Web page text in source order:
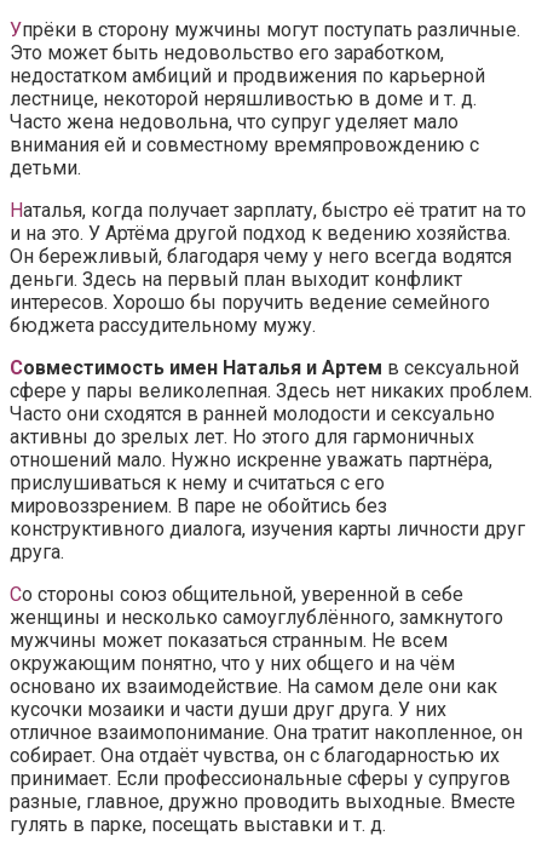
Упрёки в сторону мужчины могут поступать различные.
Это может быть недовольство его заработком,
недостатком амбиций и продвижения по карьерной
лестнице, некоторой неряшливостью в доме и т. д.
Часто жена недовольна, что супруг уделяет мало
внимания ей и совместному времяпровождению с
детьми.
Наталья, когда получает зарплату, быстро её тратит на то
и на это. У Артёма другой подход к ведению хозяйства.
Он бережливый, благодаря чему у него всегда водятся
деньги. Здесь на первый план выходит конфликт
интересов. Хорошо бы поручить ведение семейного
бюджета рассудительному мужу.
Совместимость имен Наталья и Артем в сексуальной
сфере у пары великолепная. Здесь нет никаких проблем.
Часто они сходятся в ранней молодости и сексуально
активны до зрелых лет. Но этого для гармоничных
отношений мало. Нужно искренне уважать партнёра,
прислушиваться к нему и считаться с его
мировоззрением. В паре не обойтись без
конструктивного диалога, изучения карты личности друг
друга.
Со стороны союз общительной, уверенной в себе
женщины и несколько самоуглублённого, замкнутого
мужчины может показаться странным. Не всем
окружающим понятно, что у них общего и на чём
основано их взаимодействие. На самом деле они как
кусочки мозаики и части души друг друга. У них
отличное взаимопонимание. Она тратит накопленное, он
собирает. Она отдаёт чувства, он с благодарностью их
принимает. Если профессиональные сферы у супругов
разные, главное, дружно проводить выходные. Вместе
гулять в парке, посещать выставки и т. д.